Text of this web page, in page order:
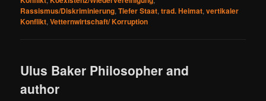
Rassismus/Diskriminierung,Tiefer Staat,trad. Heimat,vertikaler
Konflikt,Vetternwirtschaft/ Korruption
Ulus Baker Philosopher and
author